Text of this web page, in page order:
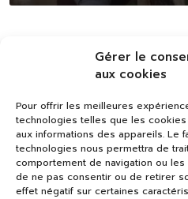
Gérer le
aux cookies
Pour offrir les meilleures
technologies telles que les
aux informations des appareils. Le
technologies nous permettra de
comportement de navigation ou
de ne pas consentir ou de retirer
effet négatif sur certaines